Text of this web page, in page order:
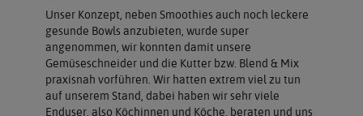
Unser Konzept, neben Smoothies auch noch leckere
gesunde Bowls anzubieten, wurde super
angenommen, wir konnten damit unsere
Gemüseschneider und die Kutter bzw. Blend & Mix
praxisnah vorführen. Wir hatten extrem viel zu tun
auf unserem Stand, dabei haben wir sehr viele
Enduser, also Köchinnen und Köche, beraten und uns